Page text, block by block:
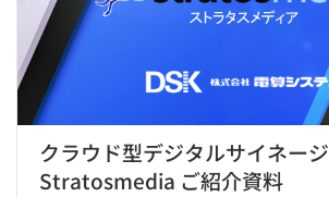
クラウド型デジタルサイネージ
Stratosmedia ご紹介資料